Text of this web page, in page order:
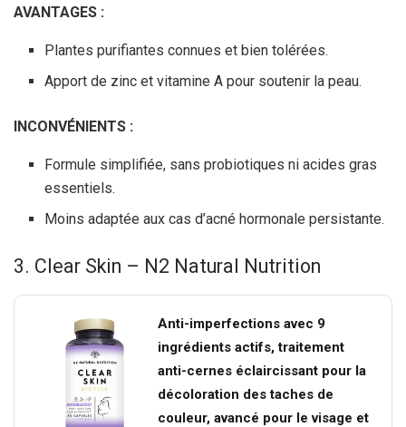
AVANTAGES :
Plantes purifiantes connues et bien tolérées.
Apport de zinc et vitamine A pour soutenir la peau.
INCONVÉNIENTS :
Formule simplifiée, sans probiotiques ni acides gras
essentiels.
Moins adaptée aux cas d’acné hormonale persistante.
3. Clear Skin – N2 Natural Nutrition
Anti-imperfections avec 9
ingrédients actifs, traitement
anti-cernes éclaircissant pour la
décoloration des taches de
couleur, avancé pour le visage et